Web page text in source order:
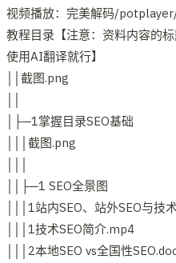
视频播放：完美解码/
教程目录【注意：资料内容的
使用AI翻译就行】
││截图.png
│├─1掌握目录SEO基础
│││截图.png
││├─1 SEO全景图
│││1站内SEO、站外SEO与技
│││1技术SEO简介.mp4
│││2本地SEO vs全国性